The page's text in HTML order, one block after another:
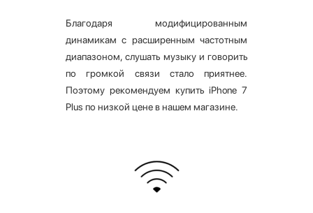
Благодаря модифицированным
динамикам с расширенным частотным
диапазоном, слушать музыку и говорить
по громкой связи стало приятнее.
Поэтому рекомендуем купить iPhone 7
Plus по низкой цене в нашем магазине.